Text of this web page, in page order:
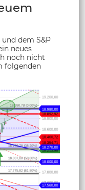
dem S&P
neues
noch nicht
folgenden